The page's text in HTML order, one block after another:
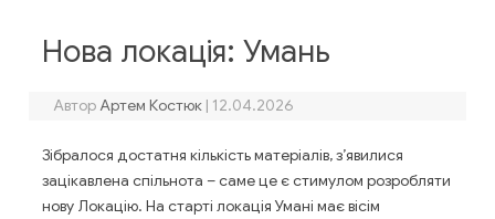
Нова локація: Умань
Автор Артем Костюк | 12.04.2026
Зібралося достатня кількість матеріалів, з’явилися
зацікавлена спільнота – саме це є стимулом розробляти
нову Локацію. На старті локація Умані має вісім